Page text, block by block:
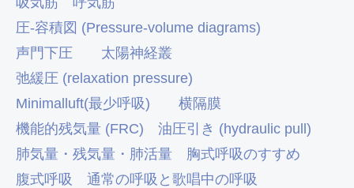
圧-容積図 (Pressure-volume diagrams)
声門下圧
太陽神経叢
弛緩圧 (relaxation pressure)
Minimalluft(最少呼吸)
横隔膜
機能的残気量 (FRC)
油圧引き (hydraulic pull)
肺気量・残気量・肺活量
胸式呼吸のすすめ
腹式呼吸
通常の呼吸と歌唱中の呼吸